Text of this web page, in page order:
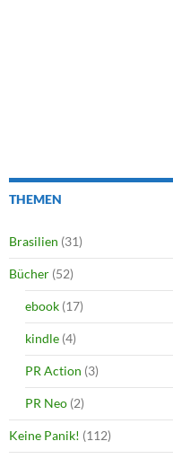
THEMEN
Brasilien (31)
Bücher (52)
ebook (17)
kindle (4)
PR Action (3)
PR Neo (2)
Keine Panik! (112)